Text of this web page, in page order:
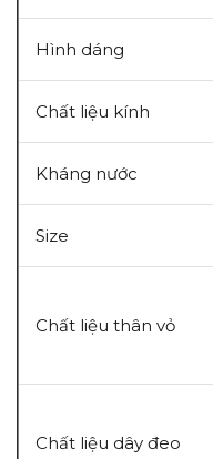
Hình dáng
Chất liệu kính
Kháng nước
Size
Chất liệu thân vỏ
Chất liệu dây đeo